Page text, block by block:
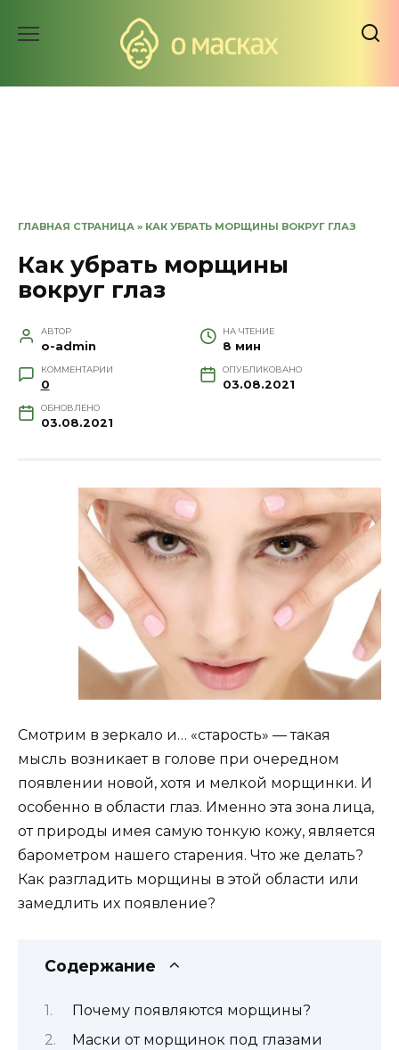
ГЛАВНАЯ СТРАНИЦА » КАК УБРАТЬ МОРЩИНЫ ВОКРУГ ГЛАЗ
Как убрать морщины
вокруг глаз
АВТОР
o-admin
НА ЧТЕНИЕ
8 мин
КОММЕНТАРИИ
0
ОПУБЛИКОВАНО
03.08.2021
ОБНОВЛЕНО
03.08.2021
Смотрим в зеркало и… «старость» — такая
мысль возникает в голове при очередном
появлении новой, хотя и мелкой морщинки. И
особенно в области глаз. Именно эта зона лица,
от природы имея самую тонкую кожу, является
барометром нашего старения. Что же делать?
Как разгладить морщины в этой области или
замедлить их появление?
Содержание
Почему появляются морщины?
Маски от морщинок под глазами